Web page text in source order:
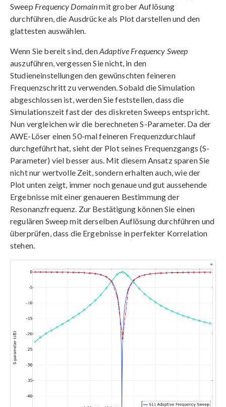
Sweep Frequency Domainmit grober Auflösung
durchführen, die Ausdrücke als Plot darstellen und den
glattesten auswählen.
Wenn Sie bereit sind, denAdaptive Frequency Sweep
auszuführen, vergessen Sie nicht, in den
Studieneinstellungen den gewünschten feineren
Frequenzschritt zu verwenden. Sobald die Simulation
abgeschlossen ist, werden Sie feststellen, dass die
Simulationszeit fast der des diskreten Sweeps entspricht.
Nun vergleichen wir die berechneten S-Parameter. Da der
AWE-Löser einen 50-mal feineren Frequenzdurchlauf
durchgeführt hat, sieht der Plot seines Frequenzgangs (S-
Parameter) viel besser aus. Mit diesem Ansatz sparen Sie
nicht nur wertvolle Zeit, sondern erhalten auch, wie der
Plot unten zeigt, immer noch genaue und gut aussehende
Ergebnisse mit einer genaueren Bestimmung der
Resonanzfrequenz. Zur Bestätigung können Sie einen
regulären Sweep mit derselben Auflösung durchführen und
überprüfen, dass die Ergebnisse in perfekter Korrelation
stehen.